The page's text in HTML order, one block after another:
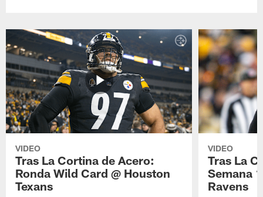
VIDEO
Tras La Cortina de Acero:
Ronda Wild Card @ Houston
Texans
VIDEO
Tras La
Semana
Ravens